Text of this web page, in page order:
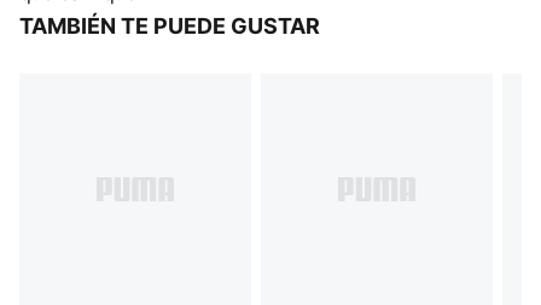
28.5 cm x 14 cm x 34 cm (10 litros)
TAMBIÉN TE PUEDE GUSTAR